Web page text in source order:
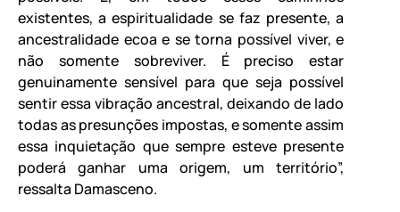
existentes, a espiritualidade se faz presente, a
ancestralidade ecoa e se torna possível viver, e
não somente sobreviver. É preciso estar
genuinamente sensível para que seja possível
sentir essa vibração ancestral, deixando de lado
todas as presunções impostas, e somente assim
essa inquietação que sempre esteve presente
poderá ganhar uma origem, um território”,
ressalta Damasceno.